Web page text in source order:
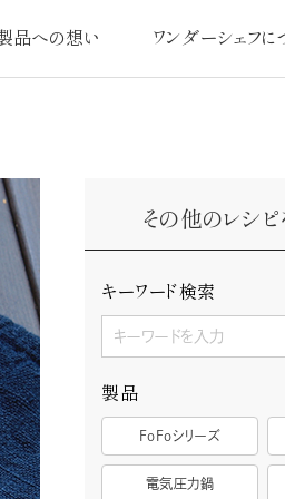
品への想い
サービスへのこだわり
とは・しくみについて
お客様の声
ワンダーシェフに
会社案内
採用情報
その他のレシ
キーワード検索
製品
FoFoシリーズ
電気圧力鍋